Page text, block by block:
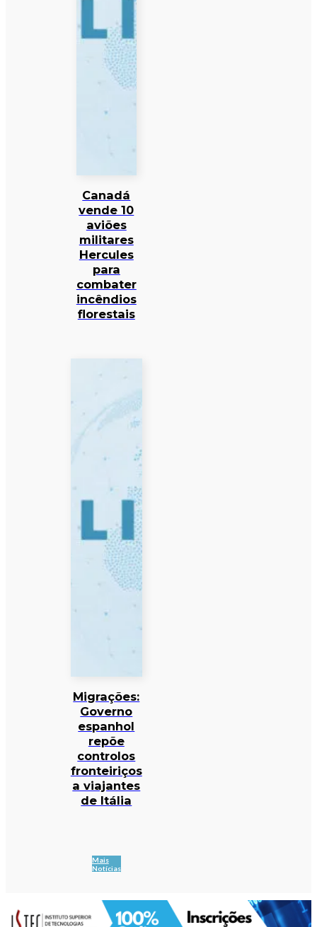
Canadá
vende 10
aviões
militares
Hercules
para
combater
incêndios
florestais
Migrações:
Governo
espanhol
repõe
controlos
fronteiriços
a viajantes
de Itália
Mais
Notícias